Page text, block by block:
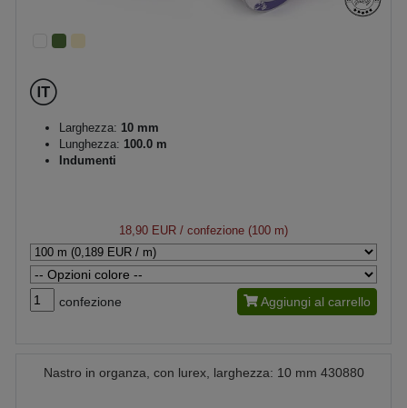
Larghezza: 10 mm
Lunghezza: 100.0 m
Indumenti
18,90 EUR / confezione (100 m)
confezione Aggiungi al carrello
Nastro in organza, con lurex, larghezza: 10 mm 430880